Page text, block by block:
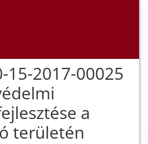
15-2017-00025
a
területén